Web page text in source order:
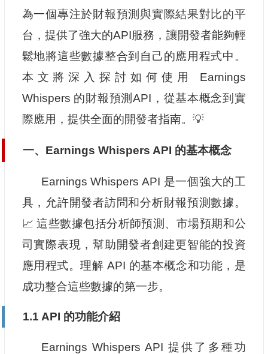
為一個專注於財報預測與實際結果對比的平
台，提供了強大的API服務，讓開發者能夠輕
鬆地將這些數據整合到自己的應用程式中。
本文將深入探討如何使用 Earnings
Whispers 的財報預測API，從基本概念到實
際應用，提供全面的開發者指南。💡
一、Earnings Whispers API 的基本概念
Earnings Whispers API 是一個強大的工
具，允許開發者訪問和分析財報預測數據。
📈 這些數據包括分析師預測、市場預期和公
司實際表現，幫助開發者創建更智能的投資
應用程式。理解 API 的基本概念和功能，是
成功整合這些數據的第一步。
1.1 API 的功能介紹
Earnings Whispers API 提供了多種功